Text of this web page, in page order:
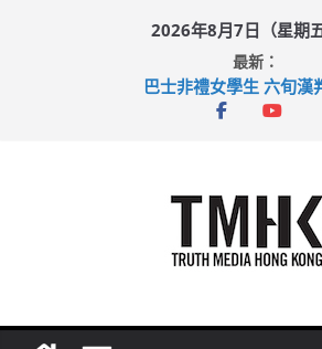
2026年8月7日（星期五
最新：
巴士非禮女學生 六旬漢
涉造假公屋富戶申報表 倉管